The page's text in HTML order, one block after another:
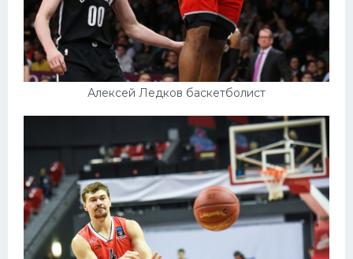
Алексей Ледков баскетболист